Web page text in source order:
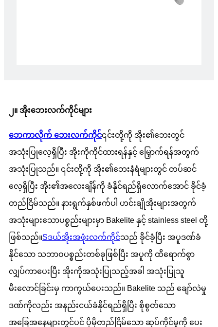
၂။ အိုးဘေးလက်ကိုင်များ
ဘေကာလိုက် ဘေးလက်ကိုင်၎င်းတို့ကို အိုး၏ဘေးတွင်
အသုံးပြုလေ့ရှိပြီး အိုးကိုကိုင်ထားရန်နှင့် မြှောက်ရန်အတွက်
အသုံးပြုသည်။ ၎င်းတို့ကို အိုး၏ဘေးနံရံများတွင် တပ်ဆင်
လေ့ရှိပြီး အိုး၏အလေးချိန်ကို ခံနိုင်ရည်ရှိလောက်အောင် ခိုင်ခံ့
တည်ငြိမ်သည်။ နားရွက်နှစ်ဖက်ပါ ဟင်းချိုအိုးများအတွက်
အသုံးများသောပစ္စည်းများမှာ Bakelite နှင့် stainless steel တို့
ဖြစ်သည်။Sဒယ်အိုးအဖုံးလက်ကိုင်သည် ခိုင်ခံ့ပြီး အပူဒဏ်ခံ
နိုင်သော သဘာဝပစ္စည်းတစ်ခုဖြစ်ပြီး အပူကို ထိရောက်စွာ
လျှပ်ကာပေးပြီး အိုးကိုအသုံးပြုသည့်အခါ အသုံးပြုသူ
မီးလောင်ခြင်းမှ ကာကွယ်ပေးသည်။ Bakelite သည် ချော်လဲမှု
ဒဏ်ကိုလည်း အနည်းငယ်ခံနိုင်ရည်ရှိပြီး စိုစွတ်သော
အခြေအနေများတွင်ပင် ပိုမိုတည်ငြိမ်သော ဆုပ်ကိုင်မှုကို ပေး